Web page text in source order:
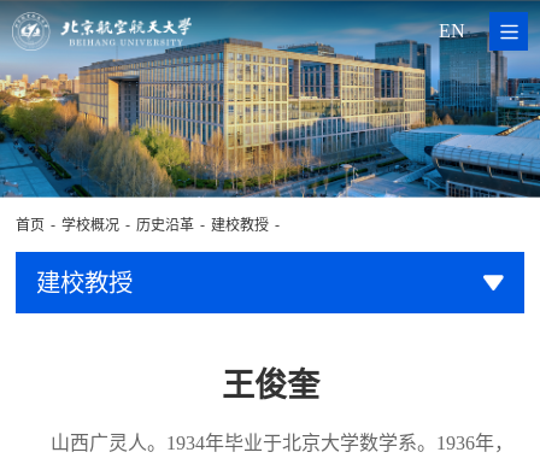
EN
首页 - 学校概况 - 历史沿革 - 建校教授 -
建校教授
王俊奎
山西广灵人。1934年毕业于北京大学数学系。1936年，